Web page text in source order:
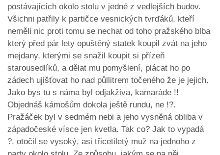
postávajících okolo stolu v jedné z vedlejších budov.
Všichni patřily k partičce vesnických tvrďáků, kteří
neměli nic proti tomu se nechat od toho pražského blba
který před pár lety opuštěný statek koupil zvát na jeho
mejdany, kterými se snažil koupit si přízeň
starousedlíků, a dělat mu pomyšlení, plácat ho po
zádech ujišťovat ho nad půllitrem točeného že je jejich.
Jako bys tu s náma byl odjakživa, kamaráde !!
Objednáš kámošům dokola ještě rundu, ne !?.
Pražáček byl v sedmém nebi a jeho vysněná obliba v
západočeské vísce jen kvetla. Tak co? Jak to vypadá
?, otočil se vysoký, asi třicetiletý muž na jednoho z